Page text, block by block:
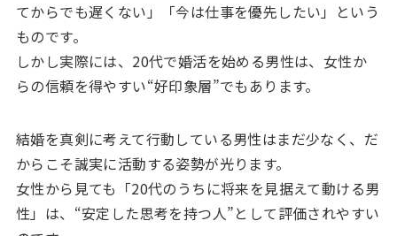
てからでも遅くない」「今は仕事を優先したい」という
ものです。
しかし実際には、20代で婚活を始める男性は、女性か
らの信頼を得やすい“好印象層”でもあります。
結婚を真剣に考えて行動している男性はまだ少なく、だ
からこそ誠実に活動する姿勢が光ります。
女性から見ても「20代のうちに将来を見据えて動ける男
性」は、“安定した思考を持つ人”として評価されやすい